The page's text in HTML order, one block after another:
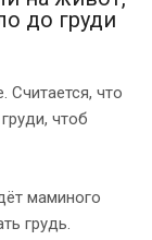
до груди
что
чтоб
маминого
грудь.